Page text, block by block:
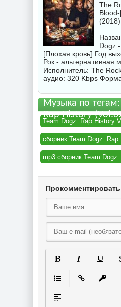
The
(2018)
Dogz
[Плохая кровь] Год
Рок - альтернативная
Исполнитель: The
аудио: 320 Kbps
Музыка по тегам:
Rap History
Team Dogz: Rap History
сборник Team Dogz:
mp3 сборник Team
Прокомментировать